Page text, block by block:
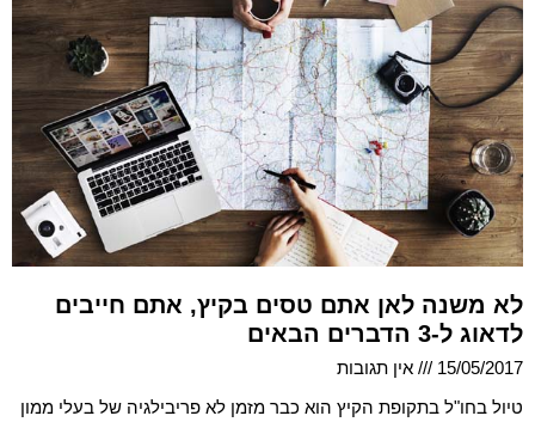
לא משנה לאן אתם טסים בקיץ, אתם חייבים
לדאוג ל-3 הדברים הבאים
15/05/2017
אין תגובות
טיול בחו"ל בתקופת הקיץ הוא כבר מזמן לא פריבילגיה של בעלי ממון